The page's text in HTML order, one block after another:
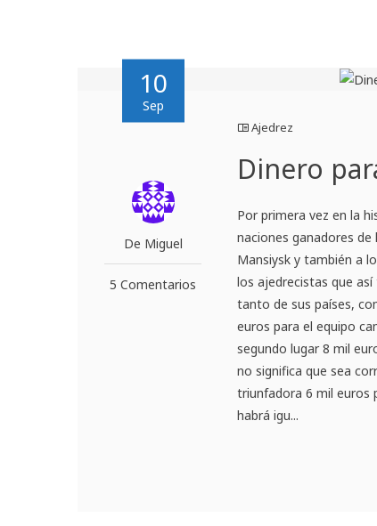
10
Sep
De Miguel
5 Comentarios
Ajedrez
Dinero
Por primera vez en la
naciones ganadores
Mansiysk y también a
los ajedrecistas que
tanto de sus países,
euros para el equipo
segundo lugar 8 mil
no significa que sea
triunfadora 6 mil euros
habrá igu...